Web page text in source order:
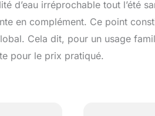
d’eau irréprochable tout l’été
en complément. Ce point
Cela dit, pour un usage
pour le prix pratiqué.